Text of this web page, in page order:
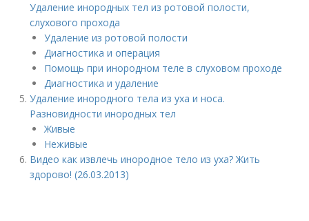
Удаление инородных тел из ротовой полости,
слухового прохода
Удаление из ротовой полости
Диагностика и операция
Помощь при инородном теле в слуховом проходе
Диагностика и удаление
Удаление инородного тела из уха и носа.
Разновидности инородных тел
Живые
Неживые
Видео как извлечь инородное тело из уха? Жить
здорово! (26.03.2013)